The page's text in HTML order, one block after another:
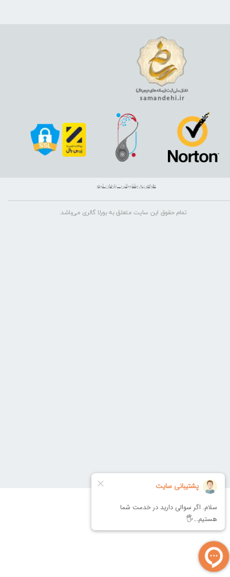
تمام حقوق این سایت متعلق به بورلا گالری می‌باشد.
طراحی و پشتیبانی : بارمان تیم